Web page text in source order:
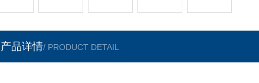
产品详情/ PRODUCT DETAIL